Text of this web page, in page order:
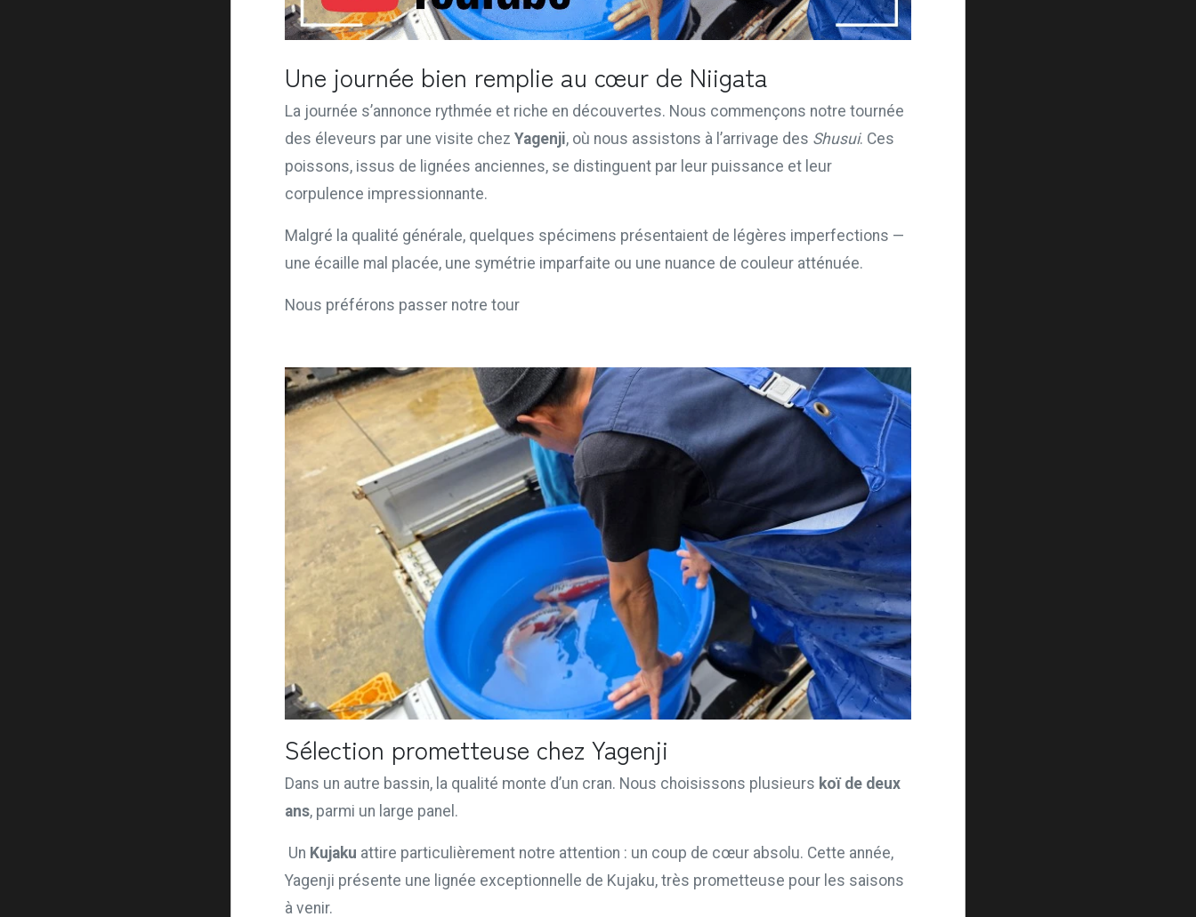
Une journée bien remplie au cœur de Niigata
La journée s’annonce rythmée et riche en découvertes. Nous commençons notre tournée
des éleveurs par une visite chez Yagenji, où nous assistons à l’arrivage des Shusui. Ces
poissons, issus de lignées anciennes, se distinguent par leur puissance et leur
corpulence impressionnante.
Malgré la qualité générale, quelques spécimens présentaient de légères imperfections —
une écaille mal placée, une symétrie imparfaite ou une nuance de couleur atténuée.
Nous préférons passer notre tour
Sélection prometteuse chez Yagenji
Dans un autre bassin, la qualité monte d’un cran. Nous choisissons plusieurs koï de deux
ans, parmi un large panel.
Un Kujaku attire particulièrement notre attention : un coup de cœur absolu. Cette année,
Yagenji présente une lignée exceptionnelle de Kujaku, très prometteuse pour les saisons
à venir.